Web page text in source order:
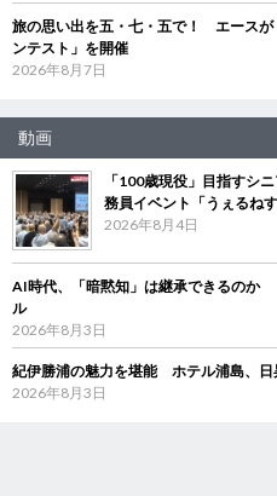
旅の思い出を五・七・五で！ エースが
ンテスト」を開催
2026年8月7日
動画
「100歳現役」目指すシ
務員イベント「うぇるねす
2026年8月4日
AI時代、「暗黙知」は継承できるのか
ル
2026年8月3日
紀伊勝浦の魅力を堪能 ホテル浦島、日
2026年8月3日